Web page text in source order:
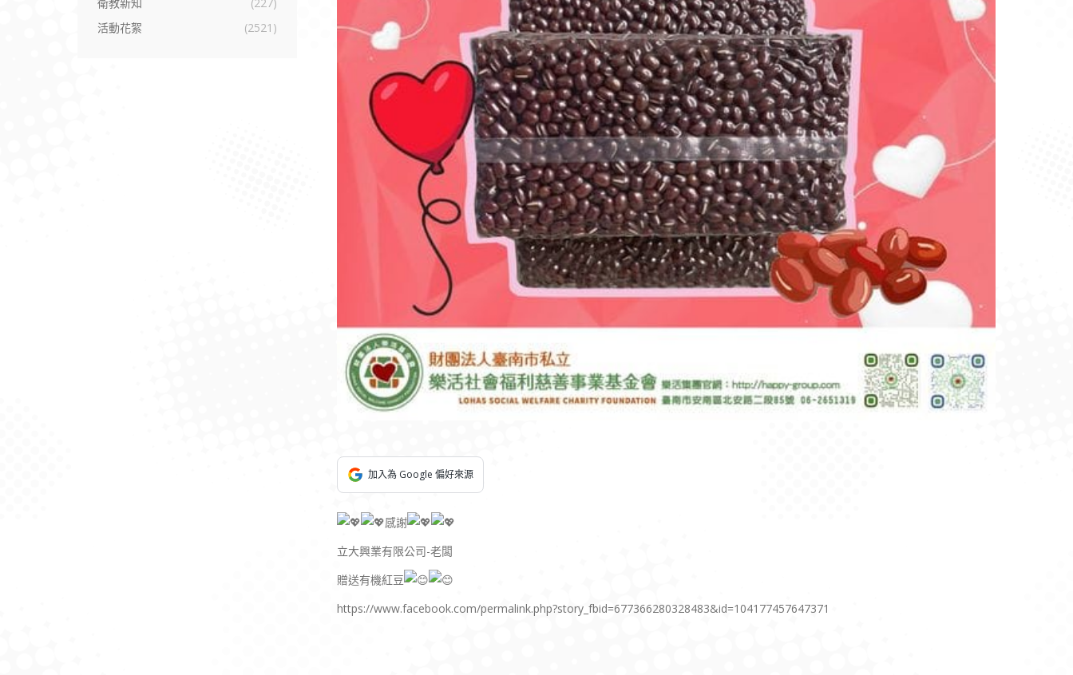
加入為 Google 偏好來源
感謝
立大興業有限公司-老闆
贈送有機紅豆
https://www.facebook.com/permalink.php?story_fbid=677366280328483&id=104177457647371
活動花絮
(2521)